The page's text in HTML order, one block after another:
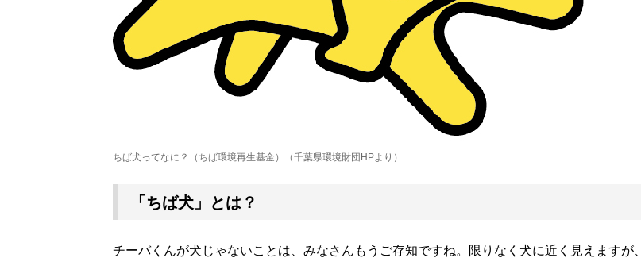
ちば犬ってなに？（ちば環境再生基金）（千葉県環境財団HPより）
「ちば犬」とは？
チーバくんが犬じゃないことは、みなさんもうご存知ですね。限りなく犬に近く見えますが、